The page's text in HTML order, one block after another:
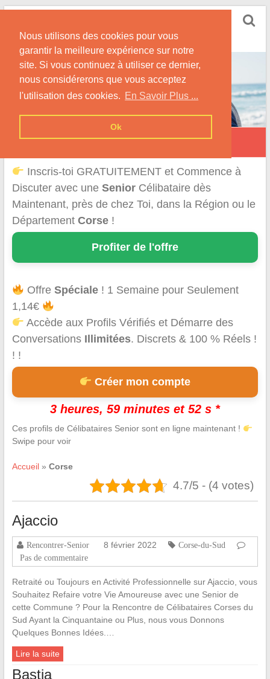
Nous utilisons des cookies pour vous
garantir la meilleure expérience sur notre
site. Si vous continuez à utiliser ce dernier,
nous considérerons que vous acceptez
l'utilisation des cookies. En Savoir Plus ...
Ok
Skip
content
Conseils & Infos pour la Rencontre d'une Senior
Rencontre d'une Senior en Corse
Inscris-toi GRATUITEMENT et Commence à
Discuter avec une SeniorCélibataire dès
Maintenant, près de chez Toi, dans la Région ou le
Département Corse!
Profiter de l'offre
OffreSpéciale ! 1 Semaine pour Seulement
1,14€
Accède aux Profils Vérifiés et Démarre des
Conversations Illimitées. Discrets & 100 % Réels !
! !
Créer mon compte
3 heures, 59 minutes et 50 s *
Ces profils de Célibataires Senior sont en ligne maintenant !
Swipe pour voir
Accueil» Corse
4.7/5 - (4 votes)
Ajaccio
Rencontrer-Senior 8 février 2022
Corse-du-Sud
Pas de commentaire
Retraité ou Toujours en Activité Professionnelle sur Ajaccio, vous
Souhaitez Refaire votre Vie Amoureuse avec une Senior de
cette Commune ? Pour la Rencontre de Célibataires Corses du
Sud Ayant la Cinquantaine ou Plus, nous vous Donnons
Quelques Bonnes Idées.…
Lire la suite
Bastia